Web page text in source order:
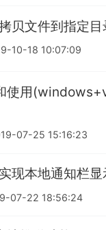
贝文件到指定目
10-18 10:07:09
使用
07-25 15:16:23
现本地通知栏显
07-22 18:56:24